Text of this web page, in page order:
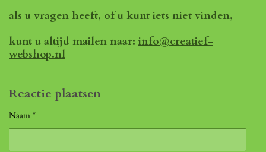
als u vragen heeft, of u kunt iets niet vinden,
kunt u altijd mailen naar: info@creatief-
webshop.nl
Reactie plaatsen
Naam *